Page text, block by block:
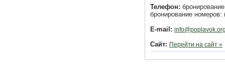
Телефон:
бронирование номеров:
E-mail:
Сайт: Перейти на сайт »